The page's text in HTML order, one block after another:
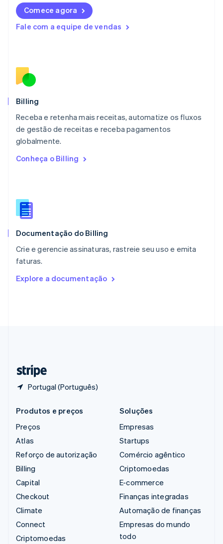
Comece agora
Fale com a equipe de vendas
Billing
Receba e retenha mais receitas, automatize os fluxos
de gestão de receitas e receba pagamentos
globalmente.
Conheça o Billing
Documentação do Billing
Crie e gerencie assinaturas, rastreie seu uso e emita
faturas.
Explore a documentação
Portugal (Português)
Lituânia
English
Luxemburgo
English
México
Español
English
Nova Zelândia
English
Nederlands English
Português
RAE de Hong Kong, China
Reino Unido
República Tcheca
English
English
Produtos e preços
Preços
Atlas
Reforço de autorização
Billing
Capital
Checkout
Climate
Connect
Criptomoedas
Soluções
Empresas
Startups
Comércio agêntico
Criptomoedas
E-commerce
Finanças integradas
Automação de finanças
Empresas do mundo
todo